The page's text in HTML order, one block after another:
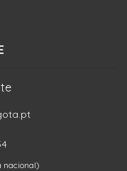
nacional)